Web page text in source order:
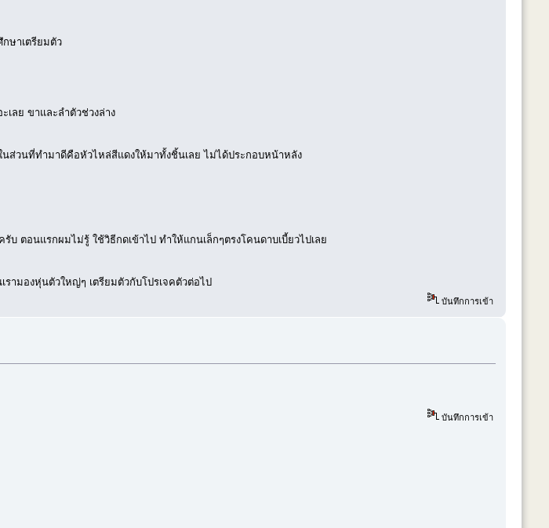
ษาเตรียมตัว
เลย ขาและลำตัวช่วงล่าง
ส่วนที่ทำมาดีคือหัวไหล่สีแดงให้มาทั้งชิ้นเลย ไม่ได้ประกอบหน้าหลัง
บ ตอนแรกผมไม่รู้ ใช้วิธีกดเข้าไป ทำให้แกนเล็กๆตรงโคนดาบเบี้ยวไปเลย
ามองหุ่นตัวใหญ่ๆ เตรียมตัวกับโปรเจคตัวต่อไป
บันทึกการเข้า
บันทึกการเข้า